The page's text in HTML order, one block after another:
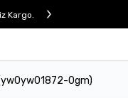
Kargo.
(yw0yw01872-0gm)